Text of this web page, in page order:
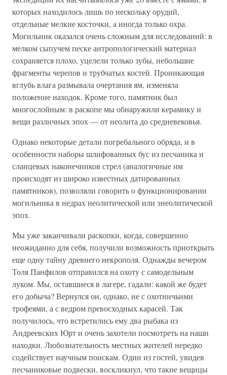
которых находилось лишь по нескольку орудий,
отдельные мелкие косточки, а иногда только охра.
Могильник оказался очень сложным для исследований: в
мелком сыпучем песке антропологический материал
сохраняется плохо, уцелели только зубы, небольшие
фрагменты черепов и трубчатых костей. Проникающая
вглубь влага размывала очертания ям, изменяла
положение находок. Кроме того, памятник был
многослойным: в раскопе мы обнаружили керамику и
вещи различных эпох — от неолита до средневековья.
Однако некоторые детали погребального обряда, и в
особенности наборы шлифованных бус из песчаника и
сланцевых наконечников стрел (аналогичные им
происходят из широко известных датированных
памятников), позволяли говорить о функционировании
могильника в недрах неолитической или энеолитической
эпох.
Мы уже заканчивали раскопки, когда, совершенно
неожиданно для себя, получили возможность приоткрыть
еще одну тайну древнего некрополя. Однажды вечером
Толя Панфилов отправился на охоту с самодельным
луком. Мы, оставшиеся в лагере, гадали: какой же будет
его добыча? Вернулся он, однако, не с охотничьими
трофеями, а с ведром превосходных карасей. Так
получилось, что встретились ему два рыбака из
Андреевских Юрт и очень захотели посмотреть на наши
находки. Любознательность местных жителей нередко
содействует научным поискам. Один из гостей, увидев
песчаниковые подвески, воскликнул, что такие вещицы